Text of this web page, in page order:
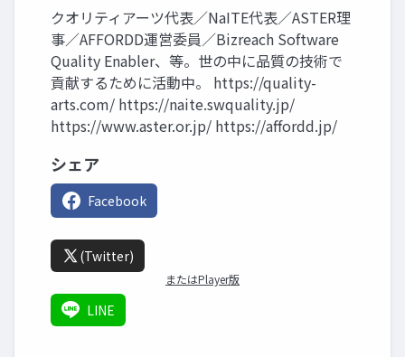
クオリティアーツ代表／NaITE代表／ASTER理
事／AFFORDD運営委員／Bizreach Software
Quality Enabler、等。世の中に品質の技術で
貢献するために活動中。 https://quality-
arts.com/ https://naite.swquality.jp/
https://www.aster.or.jp/ https://affordd.jp/
シェア
Facebook
(Twitter)
またはPlayer版
LINE